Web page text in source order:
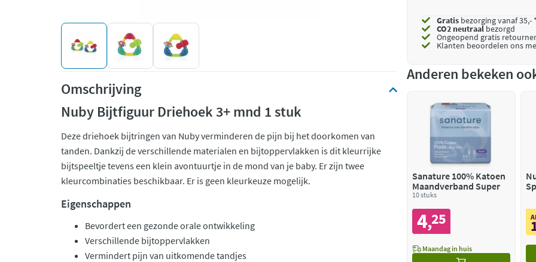
Omschrijving
Nuby Bijtfiguur Driehoek 3+ mnd 1 stuk
Deze driehoek bijtringen van Nuby verminderen de pijn bij het doorkomen van
tanden. Dankzij de verschillende materialen en bijtoppervlakken is dit kleurrijke
bijtspeeltje tevens een klein avontuurtje in de mond van je baby. Er zijn twee
kleurcombinaties beschikbaar. Er is geen kleurkeuze mogelijk.
Eigenschappen
Bevordert een gezonde orale ontwikkeling
Verschillende bijtoppervlakken
Vermindert pijn van uitkomende tandjes
Gratis bezorging vanaf 35,- *
CO2 neutraalbezorgd
Ongeopend gratis
Klanten beoordelen ons
Anderen bekeken
Sanature 100% Katoen
Maandverband Super
10 stuks
4,25
Maandag in huis